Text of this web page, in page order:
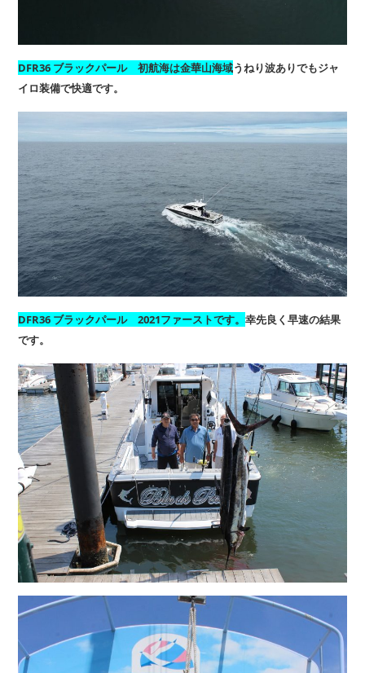
DFR36 ブラックパール 初航海は金華山海域うねり波ありでもジャ
イロ装備で快適です。
DFR36 ブラックパール 2021ファーストです。幸先良く早速の結果
です。